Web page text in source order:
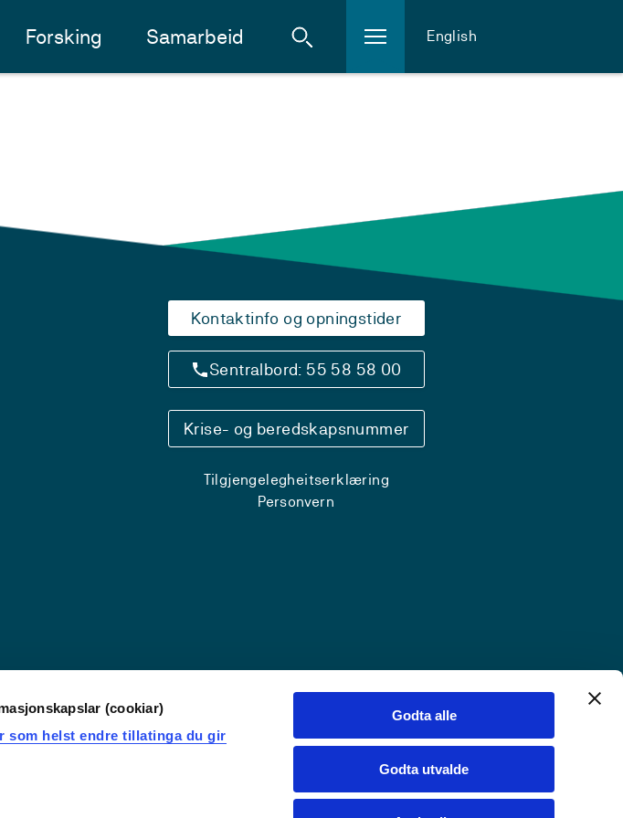
(cookiar)
som helst endre tillatinga du gir
Godta alle
Godta utvalde
Forsking Samarbeid English
Kontaktinfo og opningstider
Sentralbord: 55 58 58 00
Krise- og beredskapsnummer
Tilgjengelegheitserklæring
Personvern